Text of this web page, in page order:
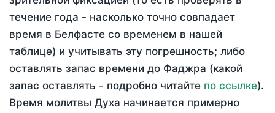
течение года - насколько точно совпадает
время в Белфасте со временем в нашей
таблице) и учитывать эту погрешность; либо
оставлять запас времени до Фаджра (какой
запас оставлять - подробно читайте по ссылке).
Время молитвы Духа начинается примерно